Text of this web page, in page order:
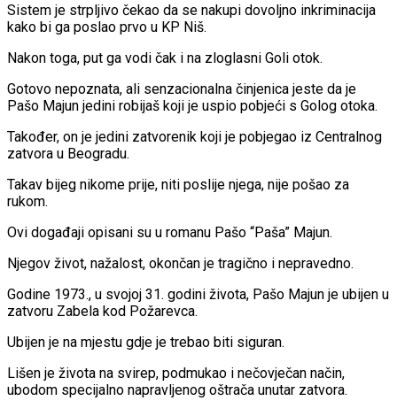
Sistem je strpljivo čekao da se nakupi dovoljno inkriminacija
kako bi ga poslao prvo u KP Niš.
Nakon toga, put ga vodi čak i na zloglasni Goli otok.
Gotovo nepoznata, ali senzacionalna činjenica jeste da je
Pašo Majun jedini robijaš koji je uspio pobjeći s Golog otoka.
Također, on je jedini zatvorenik koji je pobjegao iz Centralnog
zatvora u Beogradu.
Takav bijeg nikome prije, niti poslije njega, nije pošao za
rukom.
Ovi događaji opisani su u romanu Pašo “Paša” Majun.
Njegov život, nažalost, okončan je tragično i nepravedno.
Godine 1973., u svojoj 31. godini života, Pašo Majun je ubijen u
zatvoru Zabela kod Požarevca.
Ubijen je na mjestu gdje je trebao biti siguran.
Lišen je života na svirep, podmukao i nečovječan način,
ubodom specijalno napravljenog oštrača unutar zatvora.